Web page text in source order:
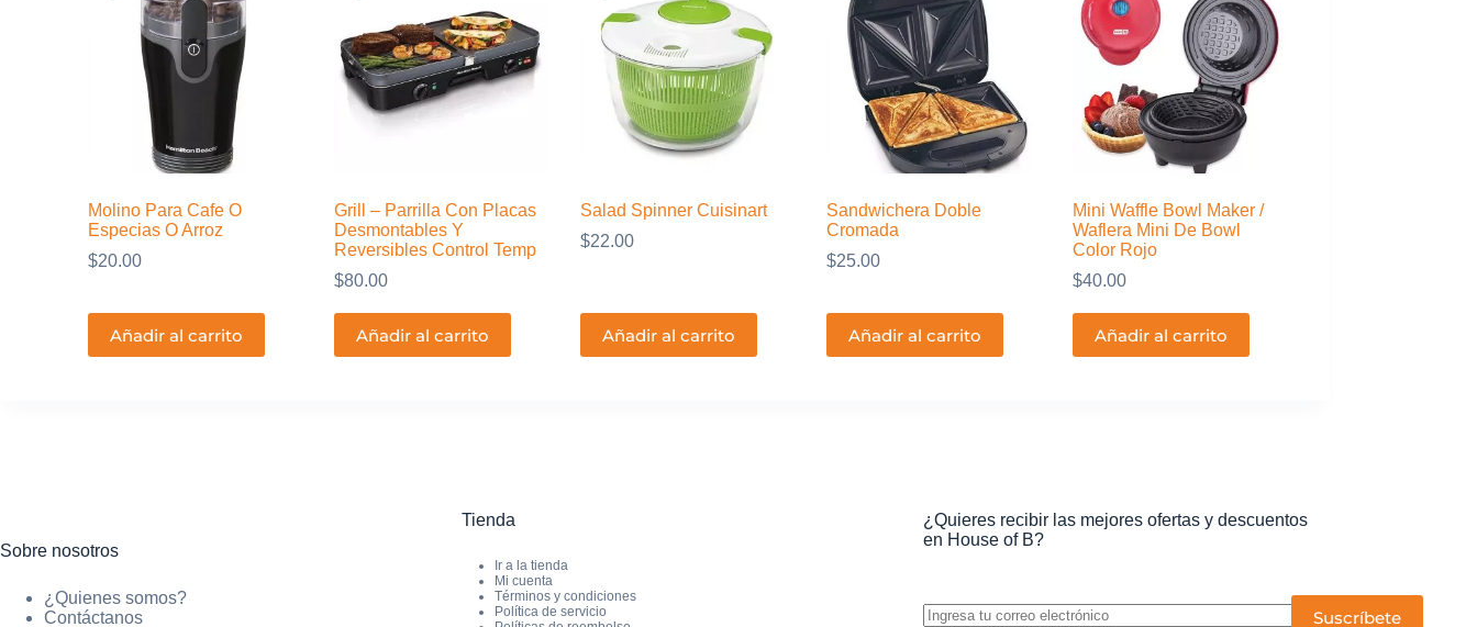
Molino Para Cafe O
Especias O Arroz
$20.00
Añadir al carrito
Grill – Parrilla Con Placas
Desmontables Y
Reversibles Control Temp
$80.00
Añadir al carrito
Salad Spinner Cuisinart
$22.00
Añadir al carrito
Sandwichera Doble
Cromada
$25.00
Añadir al carrito
Mini Waffle Bowl Maker /
Waflera Mini De Bowl
Color Rojo
$40.00
Añadir al carrito
Sobre nosotros
¿Quienes somos?
Contáctanos
Tienda
Ir a la tienda
Mi cuenta
Términos y condiciones
Política de servicio
¿Quieres recibir las mejores ofertas y descuentos
en House of B?
P